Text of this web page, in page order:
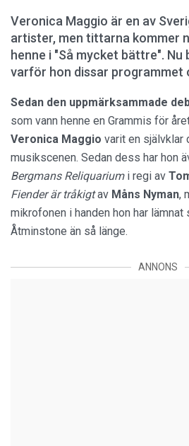
Veronica Maggio är en av
artister, men tittarna kommer
henne i "Så mycket bättre".
varför hon dissar programmet
Sedan den uppmärksammade
som vann henne en Grammis för
Veronica Maggio varit en självklar
musikscenen. Sedan dess har hon
Bergmans Reliquariumi regi av
Fiender är tråkigtav Måns Nyman,
mikrofonen i handen hon har lämnat
Åtminstone än så länge.
ANNONS